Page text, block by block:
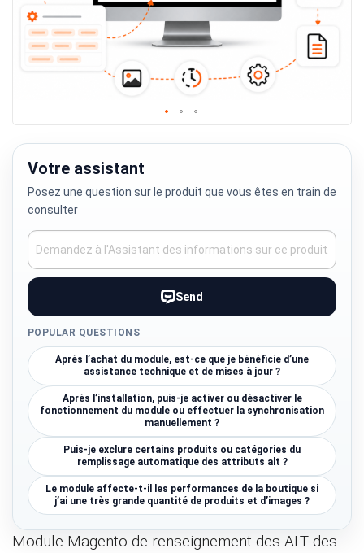
to
the
the
images
gallery
Votre assistant
Posez une question sur le produit que vous êtes en train de
consulter
Send
POPULAR QUESTIONS
Après l’achat du module, est-ce que je bénéficie d’une
assistance technique et de mises à jour ?
Après l’installation, puis-je activer ou désactiver le
fonctionnement du module ou effectuer la synchronisation
manuellement ?
Puis-je exclure certains produits ou catégories du
remplissage automatique des attributs alt ?
Le module affecte-t-il les performances de la boutique si
j’ai une très grande quantité de produits et d’images ?
Module Magento de renseignement des ALT des